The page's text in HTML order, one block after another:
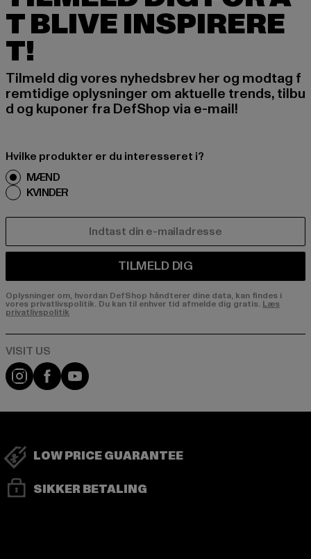
T BLIVE INSPIRERE
T!
Tilmeld dig vores nyhedsbrev her og modtag f
remtidige oplysninger om aktuelle trends, tilbu
d og kuponer fra DefShop via e-mail!
Hvilke produkter er du interesseret i?
MÆND
KVINDER
TILMELD DIG
Oplysninger om, hvordan DefShop håndterer dine data, kan findes i
vores privatlivspolitik. Du kan til enhver tid afmelde dig gratis. Læs
privatlivspolitik
Visit our Instagram page:
Visit our Facebook page:
Visit our YouTube channel:
LOW PRICE GUARANTEE
SIKKER BETALING